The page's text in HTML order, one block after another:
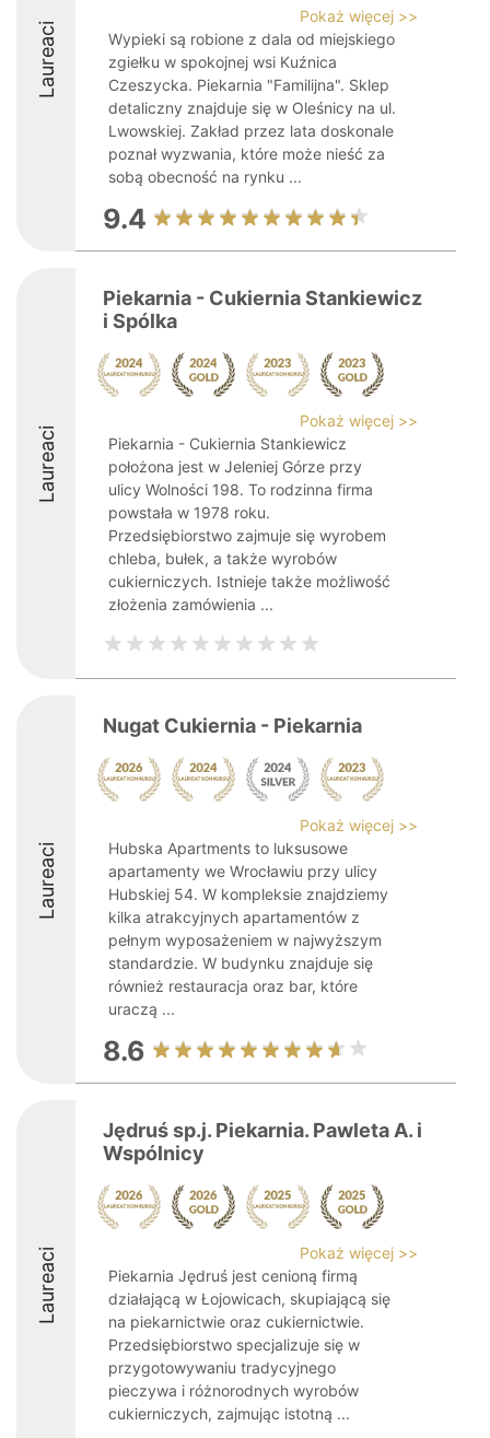
Laureaci
Pokaż więcej >>
Wypieki są robione z dala od miejskiego
zgiełku w spokojnej wsi Kuźnica
Czeszycka. Piekarnia "Familijna". Sklep
detaliczny znajduje się w Oleśnicy na ul.
Lwowskiej. Zakład przez lata doskonale
poznał wyzwania, które może nieść za
sobą obecność na rynku ...
9.4
Laureaci
Piekarnia - Cukiernia Stankiewicz
i Spólka
Pokaż więcej >>
Piekarnia - Cukiernia Stankiewicz
położona jest w Jeleniej Górze przy
ulicy Wolności 198. To rodzinna firma
powstała w 1978 roku.
Przedsiębiorstwo zajmuje się wyrobem
chleba, bułek, a także wyrobów
cukierniczych. Istnieje także możliwość
złożenia zamówienia ...
Laureaci
Nugat Cukiernia - Piekarnia
Pokaż więcej >>
Hubska Apartments to luksusowe
apartamenty we Wrocławiu przy ulicy
Hubskiej 54. W kompleksie znajdziemy
kilka atrakcyjnych apartamentów z
pełnym wyposażeniem w najwyższym
standardzie. W budynku znajduje się
również restauracja oraz bar, które
uraczą ...
8.6
Laureaci
Jędruś sp.j. Piekarnia. Pawleta A. i
Wspólnicy
Pokaż więcej >>
Piekarnia Jędruś jest cenioną firmą
działającą w Łojowicach, skupiającą się
na piekarnictwie oraz cukiernictwie.
Przedsiębiorstwo specjalizuje się w
przygotowywaniu tradycyjnego
pieczywa i różnorodnych wyrobów
cukierniczych, zajmując istotną ...